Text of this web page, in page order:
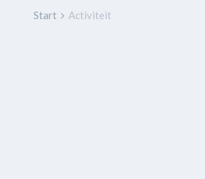
Start Activiteit